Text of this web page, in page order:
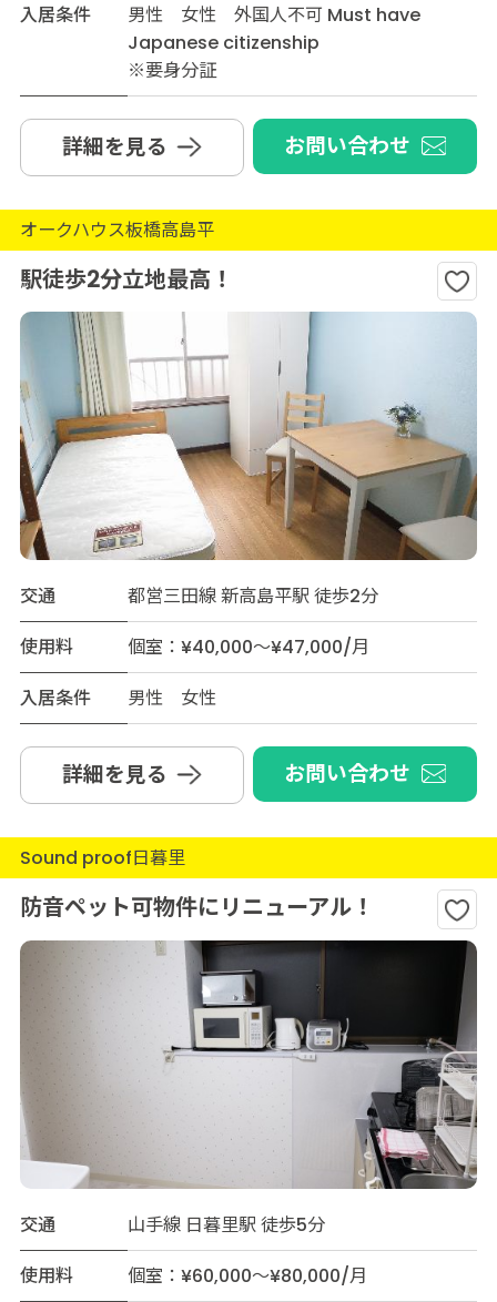
入居条件
男性 女性 外国人不可 Must have
Japanese citizenship
※要身分証
詳細を見る お問い合わせ
オークハウス板橋高島平
駅徒歩2分立地最高！
交通
都営三田線 新高島平駅 徒歩2分
使用料
個室：¥40,000～¥47,000/月
入居条件
男性 女性
詳細を見る お問い合わせ
Sound proof日暮里
防音ペット可物件にリニューアル！
交通
山手線 日暮里駅 徒歩5分
使用料
個室：¥60,000～¥80,000/月